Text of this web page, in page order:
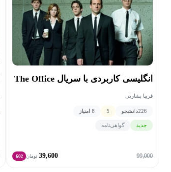
انگلیسی کاربردی با سریال The Office
فریبا بشارتی
226دانشجو 5 8 امتیاز
جدید گواهی‌نامه
99,000
39,600 تومان 60٪